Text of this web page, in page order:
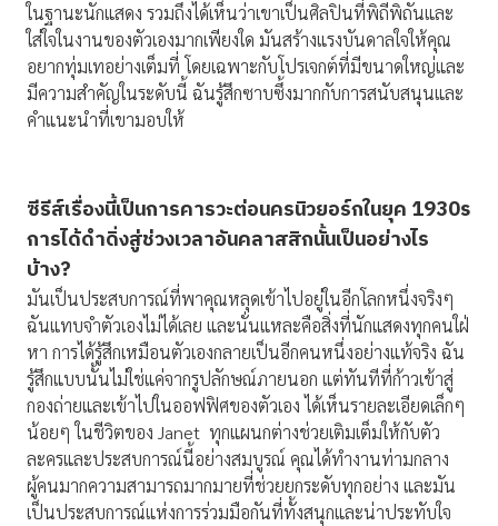
ในฐานะนักแสดง รวมถึงได้เห็นว่าเขาเป็นศิลปินที่พิถีพิถันและ
ใส่ใจในงานของตัวเองมากเพียงใด มันสร้างแรงบันดาลใจให้คุณ
อยากทุ่มเทอย่างเต็มที่ โดยเฉพาะกับโปรเจกต์ที่มีขนาดใหญ่และ
มีความสำคัญในระดับนี้ ฉันรู้สึกซาบซึ้งมากกับการสนับสนุนและ
คำแนะนำที่เขามอบให้
ซีรีส์เรื่องนี้เป็นการคารวะต่อนครนิวยอร์กในยุค 1930s
การได้ดำดิ่งสู่ช่วงเวลาอันคลาสสิกนั้นเป็นอย่างไร
บ้าง?
มันเป็นประสบการณ์ที่พาคุณหลุดเข้าไปอยู่ในอีกโลกหนึ่งจริงๆ
ฉันแทบจำตัวเองไม่ได้เลย และนั่นแหละคือสิ่งที่นักแสดงทุกคนใฝ่
หา การได้รู้สึกเหมือนตัวเองกลายเป็นอีกคนหนึ่งอย่างแท้จริง ฉัน
รู้สึกแบบนั้นไม่ใช่แค่จากรูปลักษณ์ภายนอก แต่ทันทีที่ก้าวเข้าสู่
กองถ่ายและเข้าไปในออฟฟิศของตัวเอง ได้เห็นรายละเอียดเล็กๆ
น้อยๆ ในชีวิตของ Janet ทุกแผนกต่างช่วยเติมเต็มให้กับตัว
ละครและประสบการณ์นี้อย่างสมบูรณ์ คุณได้ทำงานท่ามกลาง
ผู้คนมากความสามารถมากมายที่ช่วยยกระดับทุกอย่าง และมัน
เป็นประสบการณ์แห่งการร่วมมือกันที่ทั้งสนุกและน่าประทับใจ